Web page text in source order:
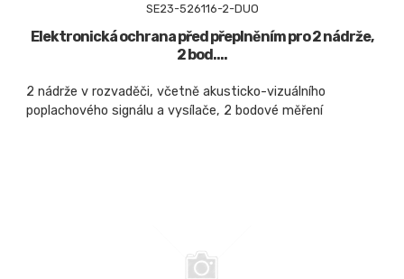
SE23-526116-2-DUO
Elektronická ochrana před přeplněním pro 2 nádrže,
2 bod....
2 nádrže v rozvaděči, včetně akusticko-vizuálního
poplachového signálu a vysílače, 2 bodové měření